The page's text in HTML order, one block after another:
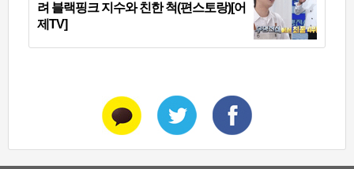
려 블랙핑크 지수와 친한 척(편스토랑)[어
제TV]